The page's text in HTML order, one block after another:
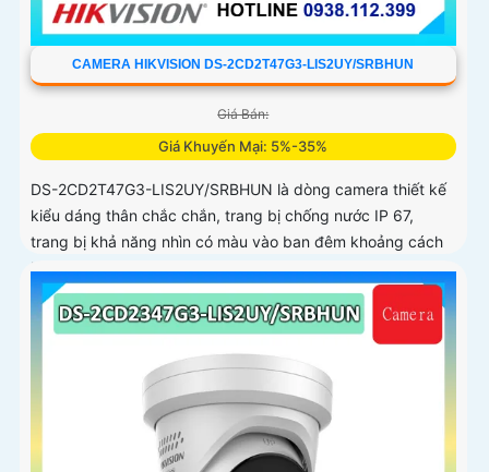
CAMERA HIKVISION DS-2CD2T47G3-LIS2UY/SRBHUN
Giá Bán:
Giá Khuyến Mại: 5%-35%
DS-2CD2T47G3-LIS2UY/SRBHUN là dòng camera thiết kế
kiểu dáng thân chắc chắn, trang bị chống nước IP 67,
trang bị khả năng nhìn có màu vào ban đêm khoảng cách
lên đến 60m, phát hiện chuyển động và phân biệt được
người và phương tiện, ống kính 4